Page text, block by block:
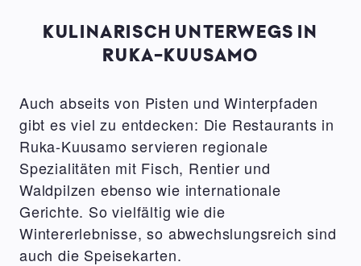
KULINARISCH UNTERWEGS IN
RUKA-KUUSAMO
Auch abseits von Pisten und Winterpfaden
gibt es viel zu entdecken: Die Restaurants in
Ruka-Kuusamo servieren regionale
Spezialitäten mit Fisch, Rentier und
Waldpilzen ebenso wie internationale
Gerichte. So vielfältig wie die
Wintererlebnisse, so abwechslungsreich sind
auch die Speisekarten.